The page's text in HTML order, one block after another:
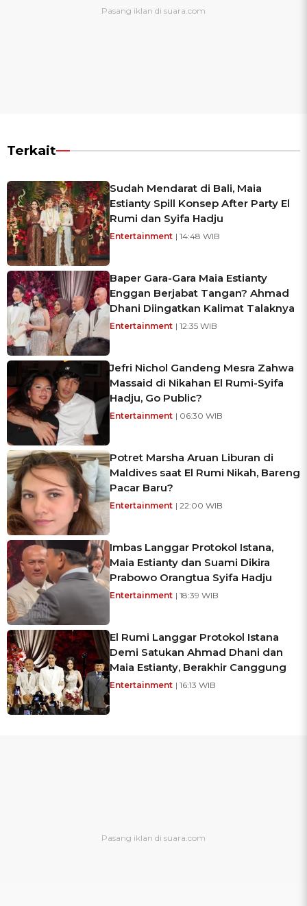
Terkait
Sudah Mendarat di Bali, Maia
Estianty Spill Konsep After Party El
Rumi dan Syifa Hadju
Entertainment | 14:48 WIB
Baper Gara-Gara Maia Estianty
Enggan Berjabat Tangan? Ahmad
Dhani Diingatkan Kalimat Talaknya
Entertainment | 12:35 WIB
Jefri Nichol Gandeng Mesra Zahwa
Massaid di Nikahan El Rumi-Syifa
Hadju, Go Public?
Entertainment | 06:30 WIB
Potret Marsha Aruan Liburan di
Maldives saat El Rumi Nikah, Bareng
Pacar Baru?
Entertainment | 22:00 WIB
Imbas Langgar Protokol Istana,
Maia Estianty dan Suami Dikira
Prabowo Orangtua Syifa Hadju
Entertainment | 18:39 WIB
El Rumi Langgar Protokol Istana
Demi Satukan Ahmad Dhani dan
Maia Estianty, Berakhir Canggung
Entertainment | 16:13 WIB